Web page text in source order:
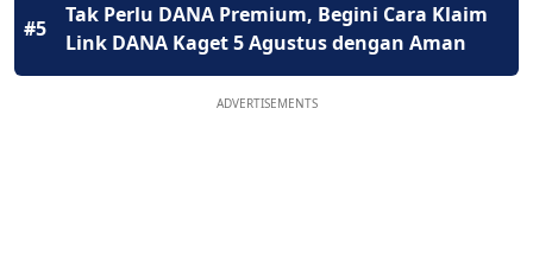
#5
Tak Perlu DANA Premium, Begini Cara Klaim
Link DANA Kaget 5 Agustus dengan Aman
ADVERTISEMENTS